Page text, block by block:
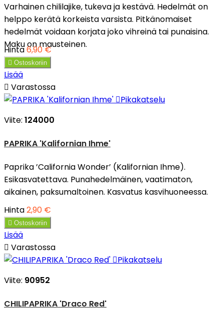
Varhainen chililajike, tukeva ja kestävä. Hedelmät on
helppo kerätä korkeista varsista. Pitkänomaiset
hedelmät voidaan korjata joko vihreinä tai punaisina.
Maku on mausteinen.
Hinta6,90 €
 Ostoskoriin
Lisää
 Varastossa
Pikakatselu
Viite: 124000
PAPRIKA 'Kalifornian Ihme'
Paprika ’California Wonder’ (Kalifornian Ihme).
Esikasvatettava. Punahedelmäinen, vaatimaton,
aikainen, paksumaltoinen. Kasvatus kasvihuoneessa.
Hinta2,90 €
 Ostoskoriin
Lisää
 Varastossa
Pikakatselu
Viite: 90952
CHILIPAPRIKA 'Draco Red'